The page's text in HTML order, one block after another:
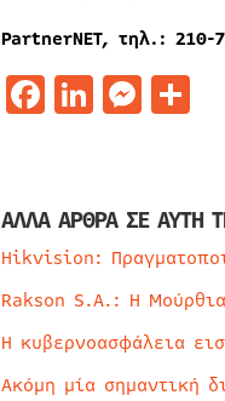
PartnerNET, τηλ.: 210-
Facebook
ΑΛΛΑ ΑΡΘΡΑ ΣΕ ΑΥΤΗ
Hikvision:
Rakson S.A.: Η
Η κυβερνοασφάλεια
Ακόμη μία σημαντική